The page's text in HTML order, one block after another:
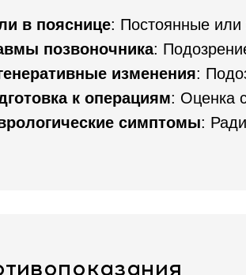
в пояснице: Постоянные
позвоночника:
изменения:
к операциям: Оценка
симптомы: